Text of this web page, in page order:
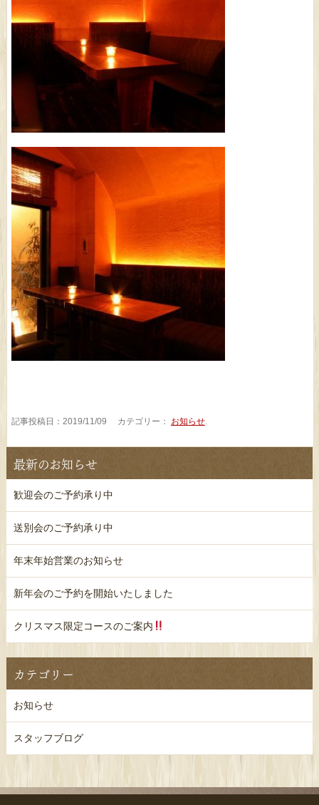
記事投稿日：2019/11/09 カテゴリー： お知らせ.
最新のお知らせ
歓迎会のご予約承り中
送別会のご予約承り中
年末年始営業のお知らせ
新年会のご予約を開始いたしました
クリスマス限定コースのご案内
カテゴリー
お知らせ
スタッフブログ